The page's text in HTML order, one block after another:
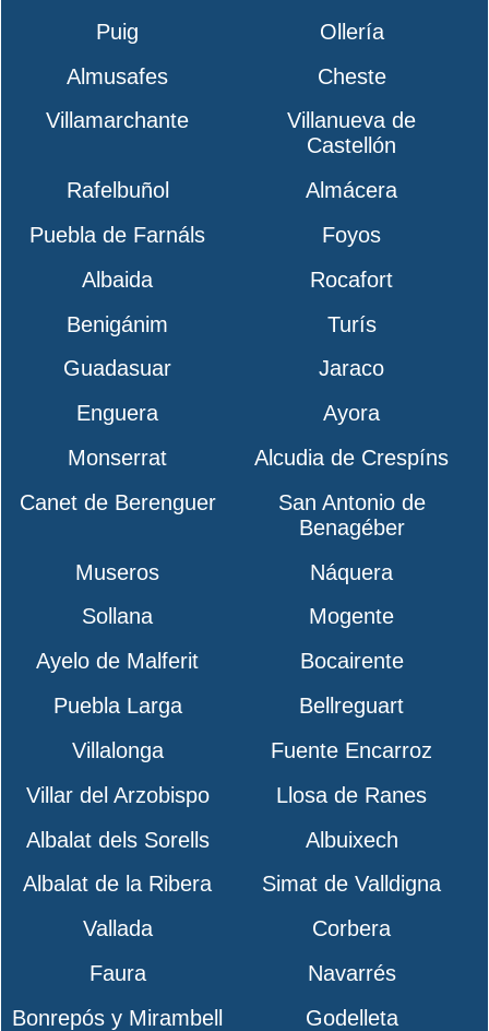
Puig
Ollería
Almusafes
Cheste
Villamarchante
Villanueva de
Castellón
Rafelbuñol
Almácera
Puebla de Farnáls
Foyos
Albaida
Rocafort
Benigánim
Turís
Guadasuar
Jaraco
Enguera
Ayora
Monserrat
Alcudia de Crespíns
Canet de Berenguer
San Antonio de
Benagéber
Museros
Náquera
Sollana
Mogente
Ayelo de Malferit
Bocairente
Puebla Larga
Bellreguart
Villalonga
Fuente Encarroz
Villar del Arzobispo
Llosa de Ranes
Albalat dels Sorells
Albuixech
Albalat de la Ribera
Simat de Valldigna
Vallada
Corbera
Faura
Navarrés
Bonrepós y Mirambell
Godelleta